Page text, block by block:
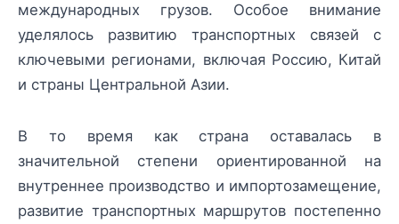
международных грузов. Особое внимание
уделялось развитию транспортных связей с
ключевыми регионами, включая Россию, Китай
и страны Центральной Азии.
В то время как страна оставалась в
значительной степени ориентированной на
внутреннее производство и импортозамещение,
развитие транспортных маршрутов постепенно